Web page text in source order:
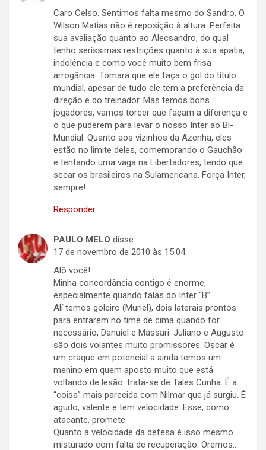
Caro Celso. Sentimos falta mesmo do Sandro. O
Wilson Matias não é reposição à altura. Perfeita
sua avaliação quanto ao Alecsandro, do qual
tenho seríssimas restrições quanto à sua apatia,
indolência e como você muito bem frisa
arrogância. Tomara que ele faça o gol do título
mundial, apesar de tudo ele tem a preferência da
direção e do treinador. Mas temos bons
jogadores, vamos torcer que façam a diferença e
o que puderem para levar o nosso Inter ao Bi-
Mundial. Quanto aos vizinhos da Azenha, eles
estão no limite deles, comemorando o Gauchão
e tentando uma vaga na Libertadores, tendo que
secar os brasileiros na Sulamericana. Força Inter,
sempre!
Responder
PAULO MELO disse:
17 de novembro de 2010 às 15:04
Alô você!
Minha concordância contigo é enorme,
especialmente quando falas do Inter “B”.
Alí temos goleiro (Muriel), dois laterais prontos
para entrarem no time de cima quando for
necessário, Danuiel e Massari. Juliano e Augusto
são dois volantes muito promissores. Oscar é
um craque em potencial a ainda temos um
menino em quem aposto muito que está
voltando de lesão. trata-se de Tales Cunha. É a
“coisa” mais parecida com Nilmar que já surgiu. É
agudo, valente e tem velocidade. Esse, como
atacante, promete.
Quanto a velocidade da defesa é isso mesmo
misturado com falta de recuperação. Oremos…